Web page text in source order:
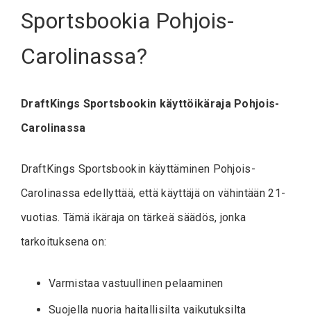
Sportsbookia Pohjois-
Carolinassa?
DraftKings Sportsbookin käyttöikäraja Pohjois-
Carolinassa
DraftKings Sportsbookin käyttäminen Pohjois-
Carolinassa edellyttää, että käyttäjä on vähintään 21-
vuotias. Tämä ikäraja on tärkeä säädös, jonka
tarkoituksena on:
Varmistaa vastuullinen pelaaminen
Suojella nuoria haitallisilta vaikutuksilta